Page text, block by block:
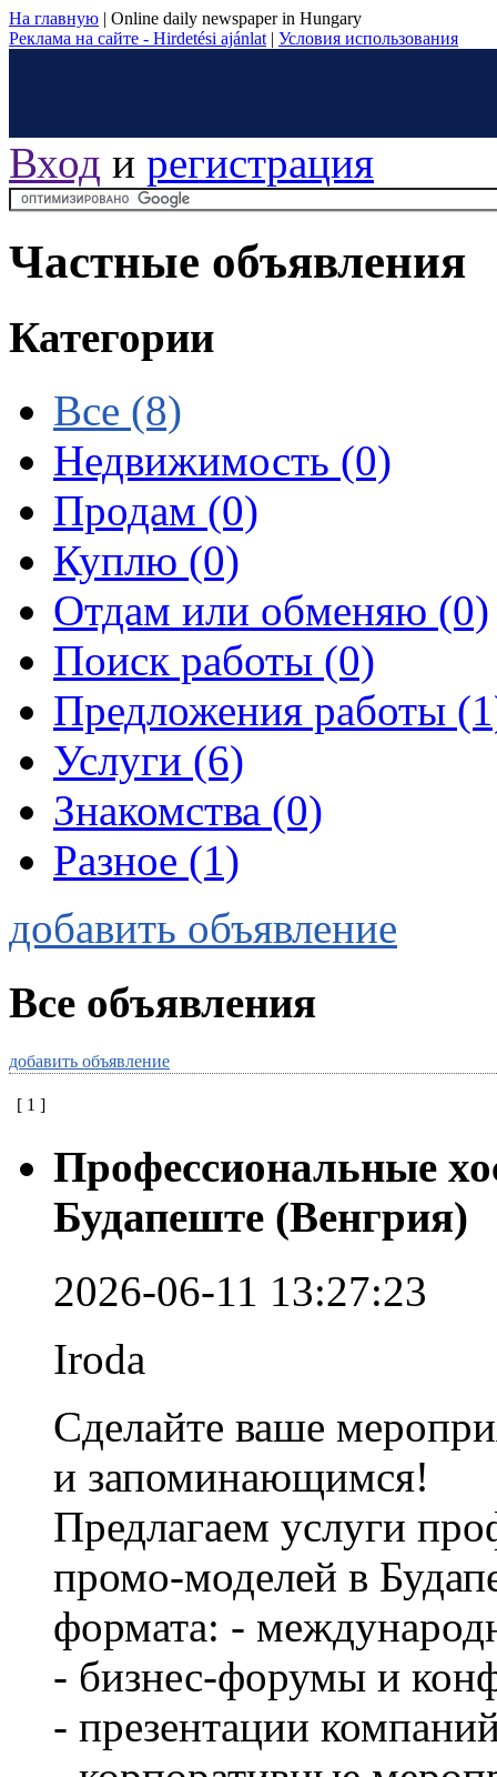
На главную | Online daily newspaper in Hungary
Реклама на сайте - Hirdetési ajánlat | Условия использования
Вход и регистрация
Частные объявления
Категории
Все (8)
Недвижимость (0)
Продам (0)
Куплю (0)
Отдам или обменяю (0)
Поиск работы (0)
Предложения работы
Услуги (6)
Знакомства (0)
Разное (1)
добавить объявление
Все объявления
добавить объявление
[ 1 ]
Профессиональные
Будапеште (Венгрия)
2026-06-11 13:27:23
Iroda
Сделайте ваше
и запоминающимся!
Предлагаем услуги
промо-моделей в
формата: -
- бизнес-форумы и
- презентации